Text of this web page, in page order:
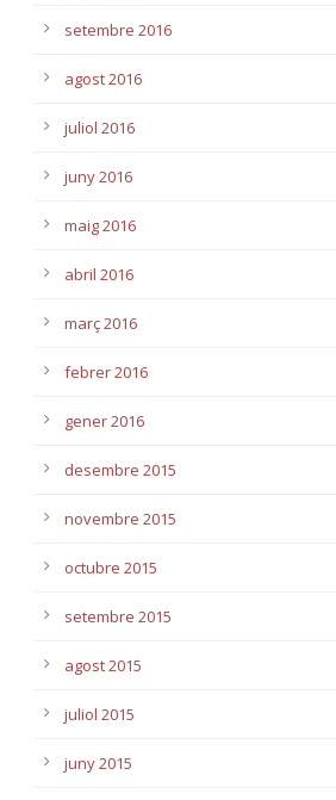
setembre 2016
agost 2016
juliol 2016
juny 2016
maig 2016
abril 2016
març 2016
febrer 2016
gener 2016
desembre 2015
novembre 2015
octubre 2015
setembre 2015
agost 2015
juliol 2015
juny 2015